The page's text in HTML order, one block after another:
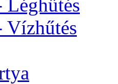
Léghűtés
Vízhűtés